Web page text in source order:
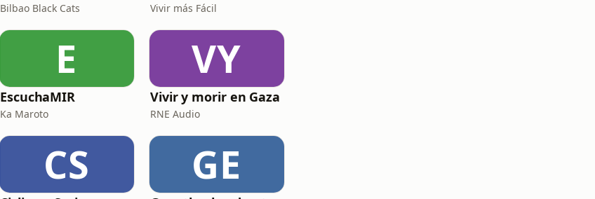
Bilbao Black Cats Vivir más Fácil
E
EscuchaMIR
Ka Maroto
VY
Vivir y morir en Gaza
RNE Audio
CS GE